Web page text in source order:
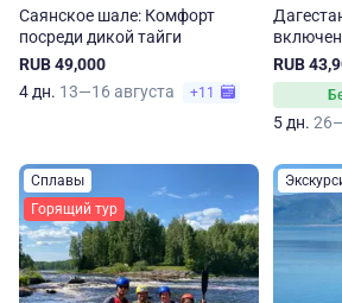
Саянское шале: Комфорт
посреди дикой тайги
RUB 49,000
4 дн. 13—16 августа +11
RUB
5 дн.
Сплавы
Горящий тур